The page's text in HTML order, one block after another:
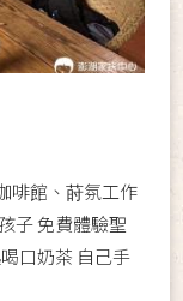
啡館、莳氛工作
子 免費體驗聖
口奶茶 自己手